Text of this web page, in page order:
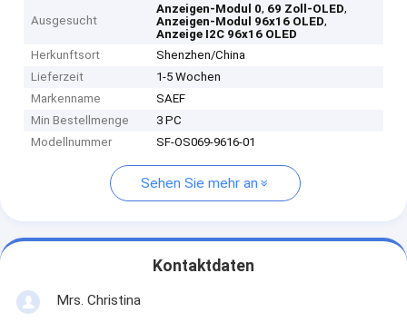
Ausgesucht
Anzeigen-Modul 0, 69 Zoll-OLED,
Anzeigen-Modul 96x16 OLED,
Anzeige I2C 96x16 OLED
Herkunftsort
Shenzhen/China
Lieferzeit
1-5 Wochen
Markenname
SAEF
Min Bestellmenge
3 PC
Modellnummer
SF-OS069-9616-01
Sehen Sie mehr an
Kontaktdaten
Mrs. Christina